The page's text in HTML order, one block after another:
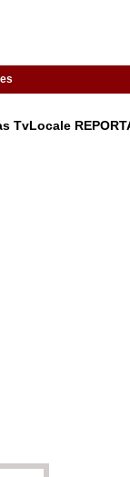
TvLocale